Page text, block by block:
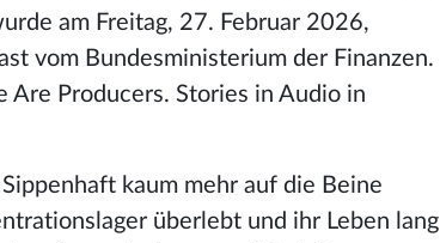
am Freitag, 27. Februar 2026,
vom Bundesministerium der Finanzen.
Producers. Stories in Audio in
kaum mehr auf die Beine
überlebt und ihr Leben lang